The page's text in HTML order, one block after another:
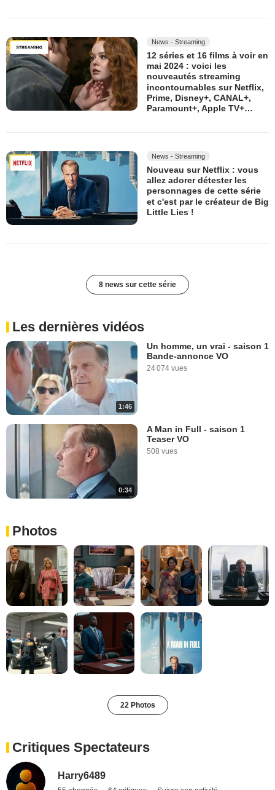
News - Streaming
12 séries et 16 films à voir en
mai 2024 : voici les
nouveautés streaming
incontournables sur Netflix,
Prime, Disney+, CANAL+,
Paramount+, Apple TV+…
News - Streaming
Nouveau sur Netflix : vous
allez adorer détester les
personnages de cette série
et c'est par le créateur de Big
Little Lies !
8 news sur cette série
Les dernières vidéos
1:46
Un homme, un vrai - saison 1
Bande-annonce VO
24 074 vues
0:34
A Man in Full - saison 1
Teaser VO
508 vues
Photos
22 Photos
Critiques Spectateurs
Harry6489